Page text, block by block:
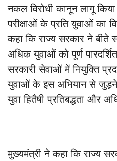
नकल विरोधी कानून लागू
परीक्षाओं के प्रति युवाओं का
कहा कि राज्य सरकार ने बीते
अधिक युवाओं को पूर्ण
सरकारी सेवाओं में नियुक्ति
युवाओं के इस अभियान से
युवा हितैषी प्रतिबद्धता और
मुख्यमंत्री ने कहा कि राज्य